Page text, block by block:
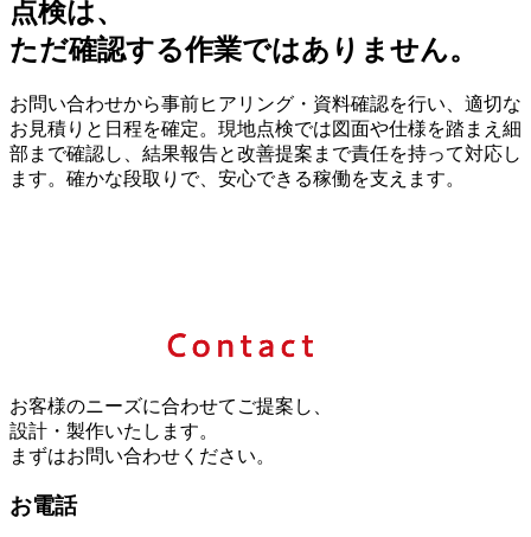
点検は、
ただ確認する作業ではありません。
お問い合わせから事前ヒアリング・資料確認を行い、適切な
お見積りと日程を確定。現地点検では図面や仕様を踏まえ細
部まで確認し、結果報告と改善提案まで責任を持って対応し
ます。確かな段取りで、安心できる稼働を支えます。
お客様のニーズに合わせてご提案し、
設計・製作いたします。
まずはお問い合わせください。
お電話